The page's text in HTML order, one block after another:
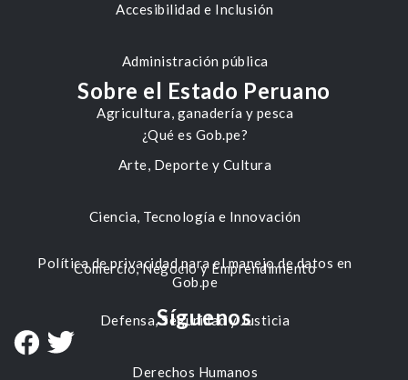
Accesibilidad e Inclusión
Administración pública
Agricultura, ganadería y pesca
Arte, Deporte y Cultura
Ciencia, Tecnología e Innovación
Comercio, Negocio y Emprendimiento
Defensa, Seguridad y Justicia
Derechos Humanos
Sobre el Estado Peruano
¿Qué es Gob.pe?
Política de privacidad para el manejo de datos en
Gob.pe
Síguenos